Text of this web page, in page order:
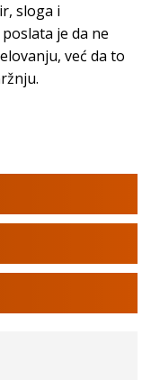
sloga i
je da ne
već da to